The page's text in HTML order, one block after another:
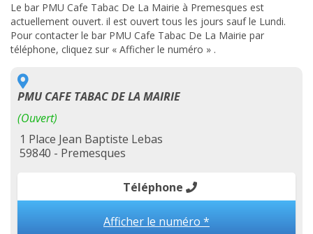
Le bar PMU Cafe Tabac De La Mairie à Premesques est
actuellement ouvert. il est ouvert tous les jours sauf le Lundi.
Pour contacter le bar PMU Cafe Tabac De La Mairie par
téléphone, cliquez sur « Afficher le numéro » .
PMU CAFE TABAC DE LA MAIRIE
(Ouvert)
1 Place Jean Baptiste Lebas
59840 - Premesques
Téléphone
Afficher le numéro *